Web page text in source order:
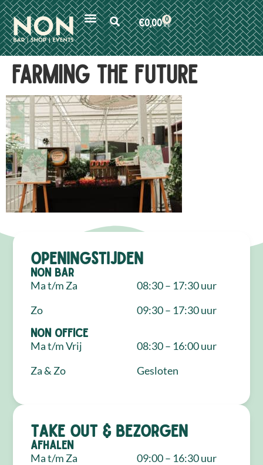
€0,00 0
farming the future
Openingstijden
NON Bar
Ma t/m Za
Zo
08:30 – 17:30 uur
09:30 – 17:30 uur
NON Office
Ma t/m Vrij
Za & Zo
08:30 – 16:00 uur
Gesloten
Take out & bezorgen
Afhalen
Ma t/m Za
09:00 – 16:30 uur